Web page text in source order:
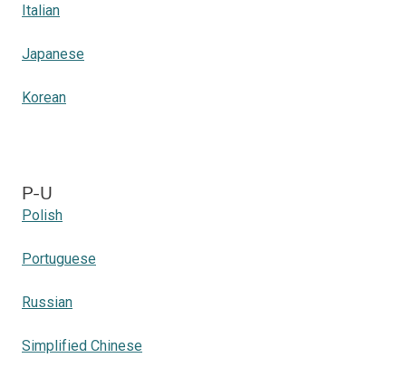
Italian
Japanese
Korean
P-U
Polish
Portuguese
Russian
Simplified Chinese